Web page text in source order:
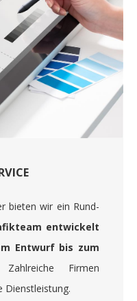
bieten wir ein Rund-
entwickelt
Entwurf bis zum
Firmen
Dienstleistung.